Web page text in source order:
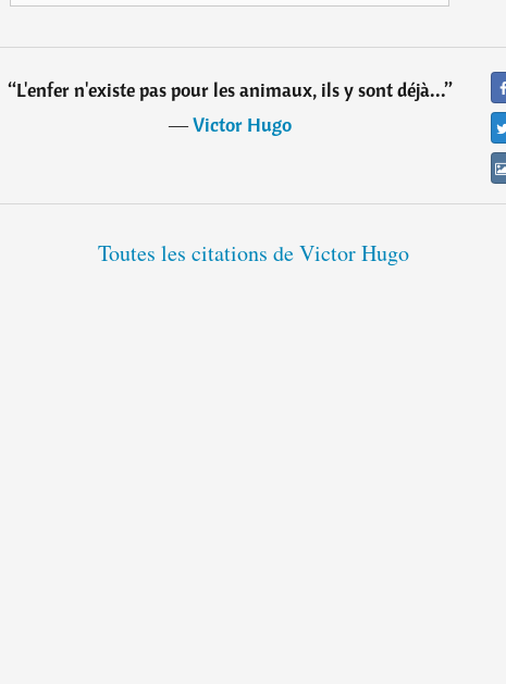
“L'enfer n'existe pas pour les animaux, ils y sont déjà...”
―Victor Hugo
Toutes les citations de Victor Hugo